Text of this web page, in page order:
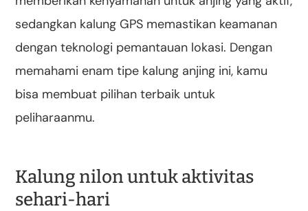
sedangkan kalung GPS memastikan keamanan
dengan teknologi pemantauan lokasi. Dengan
memahami enam tipe kalung anjing ini, kamu
bisa membuat pilihan terbaik untuk
peliharaanmu.
Kalung nilon untuk aktivitas
sehari-hari